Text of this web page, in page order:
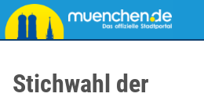
Stichwahl der